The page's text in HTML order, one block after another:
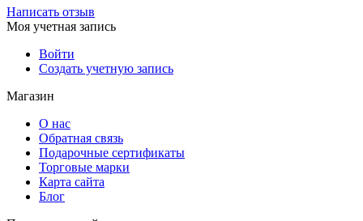
Написать отзыв
Моя учетная запись
Войти
Создать учетную запись
Магазин
О нас
Обратная связь
Подарочные сертификаты
Торговые марки
Карта сайта
Блог